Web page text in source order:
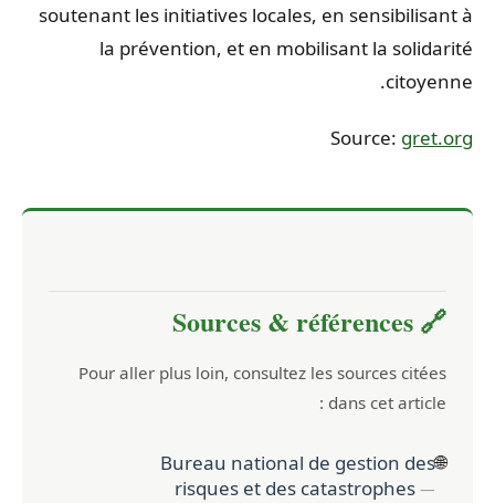
soutenant les initiatives locales, en sensibilisant à
la prévention, et en mobilisant la solidarité
citoyenne.
Source:gret.org
🔗 Sources & références
Pour aller plus loin, consultez les sources citées
dans cet article :
🌐
Bureau national de gestion des
risques et des catastrophes—